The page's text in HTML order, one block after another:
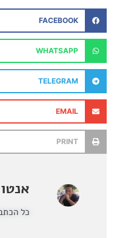
FACEBOOK
WHATSAPP
TELEGRAM
אנטון